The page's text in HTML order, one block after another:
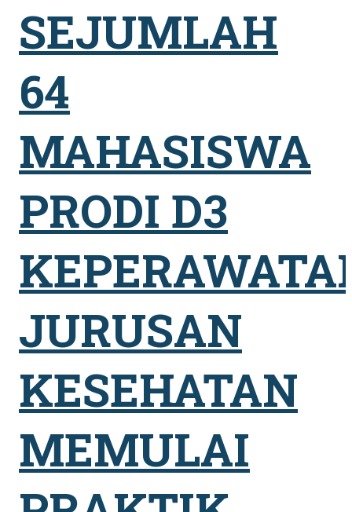
SEJUMLAH
64
MAHASISWA
PRODI D3
JURUSAN
KESEHATAN
MEMULAI